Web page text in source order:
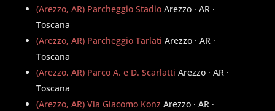
(Arezzo, AR) Parcheggio Stadio Arezzo · AR ·
Toscana
(Arezzo, AR) Parcheggio Tarlati Arezzo · AR ·
Toscana
(Arezzo, AR) Parco A. e D. Scarlatti Arezzo · AR ·
Toscana
(Arezzo, AR) Via Giacomo Konz Arezzo · AR ·